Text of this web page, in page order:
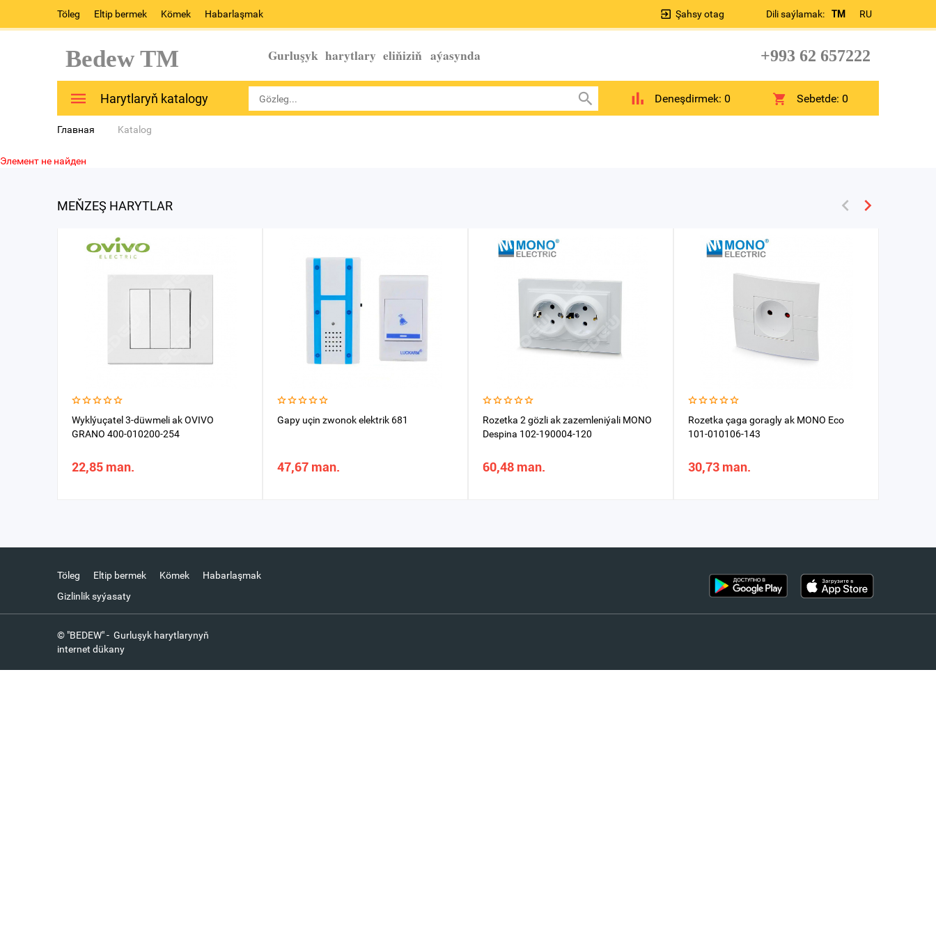
Töleg Eltip bermek Kömek Habarlaşmak Dili saýlamak: TM RU
Şahsy otag
Bedew TM Gurluşyk harytlary eliňiziň aýasynda +993 62 657222
Harytlaryň katalogy Deneşdirmek: 0 Sebetde:0
Главная Katalog
Элемент не найден
MEŇZEŞ HARYTLAR
Wyklýuçatel 3-düwmeli ak OVIVO
GRANO 400-010200-254
22,85 man.
Gapy uçin zwonok elektrik 681
47,67 man.
Rozetka 2 gözli ak zazemleniýali MONO
Despina 102-190004-120
60,48 man.
Rozetka çaga goragly ak MONO Eco
101-010106-143
30,73 man.
Töleg Eltip bermek Kömek
Habarlaşmak
Gizlinlik syýasaty
© "BEDEW" - Gurluşyk harytlarynyň
internet dükany